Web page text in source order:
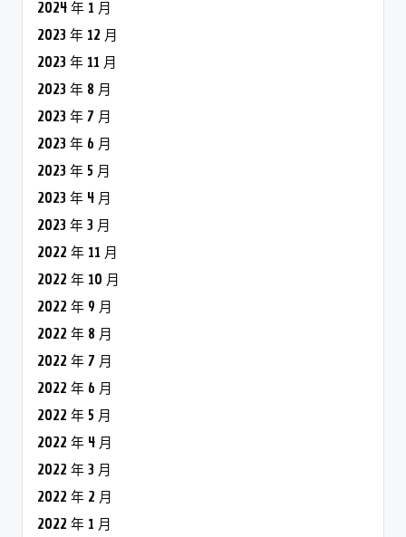
2024 年 1 月
2023 年 12 月
2023 年 11 月
2023 年 8 月
2023 年 7 月
2023 年 6 月
2023 年 5 月
2023 年 4 月
2023 年 3 月
2022 年 11 月
2022 年 10 月
2022 年 9 月
2022 年 8 月
2022 年 7 月
2022 年 6 月
2022 年 5 月
2022 年 4 月
2022 年 3 月
2022 年 2 月
2022 年 1 月